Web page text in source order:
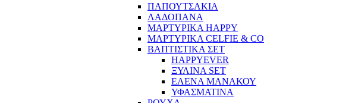
ΠΑΠΟΥΤΣΑΚΙΑ
ΛΑΔΟΠΑΝΑ
ΜΑΡΤΥΡΙΚΑ HAPPY
ΜΑΡΤΥΡΙΚΑ CELFIE & CO
ΒΑΠΤΙΣΤΙΚΑ ΣΕΤ
HAPPYEVER
ΞΥΛΙΝΑ SET
ΕΛΕΝΑ ΜΑΝΑΚΟΥ
ΥΦΑΣΜΑΤΙΝΑ